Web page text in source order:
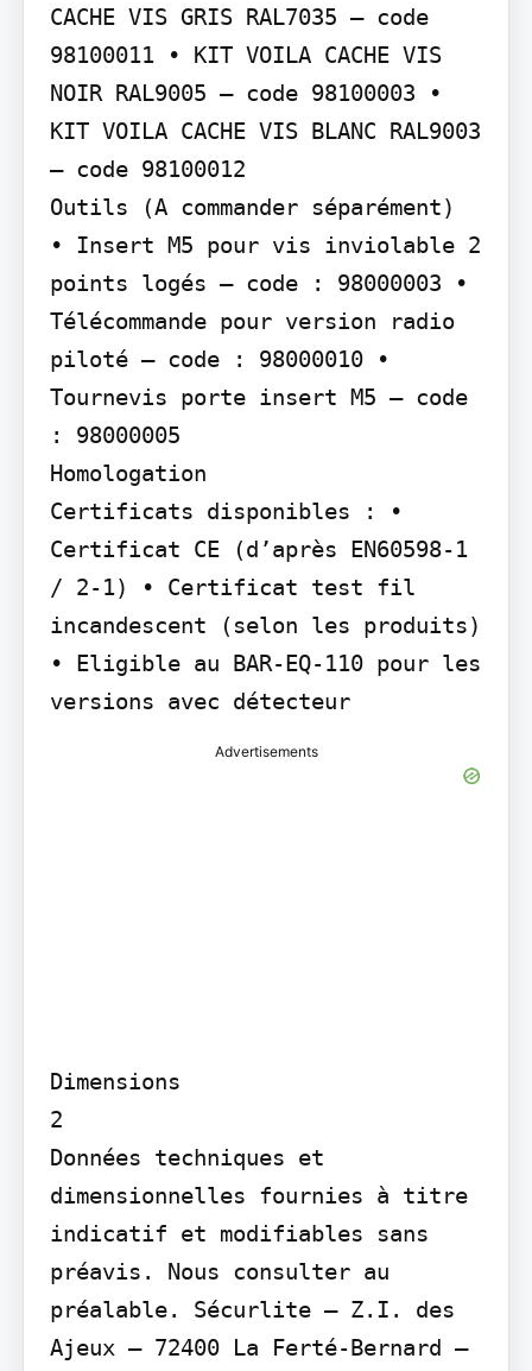
CACHE VIS GRIS RAL7035 – code
98100011 • KIT VOILA CACHE VIS
NOIR RAL9005 – code 98100003 •
KIT VOILA CACHE VIS BLANC RAL9003
– code 98100012
Outils (A commander séparément)
• Insert M5 pour vis inviolable 2
points logés – code : 98000003 •
Télécommande pour version radio
piloté – code : 98000010 •
Tournevis porte insert M5 – code
: 98000005
Homologation
Certificats disponibles : •
Certificat CE (d’après EN60598-1
/ 2-1) • Certificat test fil
incandescent (selon les produits)
• Eligible au BAR-EQ-110 pour les
versions avec détecteur
Advertisements
Dimensions
2
Données techniques et
dimensionnelles fournies à titre
indicatif et modifiables sans
préavis. Nous consulter au
préalable. Sécurlite – Z.I. des
Ajeux – 72400 La Ferté-Bernard –